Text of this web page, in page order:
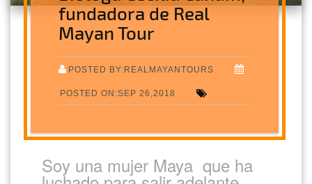
fundadora de Real
Mayan Tour
POSTED BY:REALMAYANTOURS
POSTED ON:SEP 26,2018
Soy una mujer Maya que ha